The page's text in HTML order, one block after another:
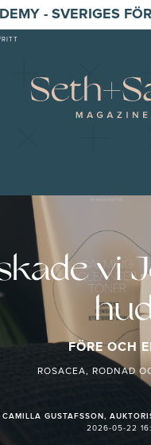
- SVERIGES
vi
FÖRE OCH
ROSACEA, RODNAD
CAMILLA GUSTAFSSON,
2026-05-22